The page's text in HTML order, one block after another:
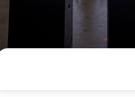
神秘的藍寶盒，